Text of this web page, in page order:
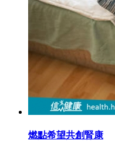
燃點希望共創腎康